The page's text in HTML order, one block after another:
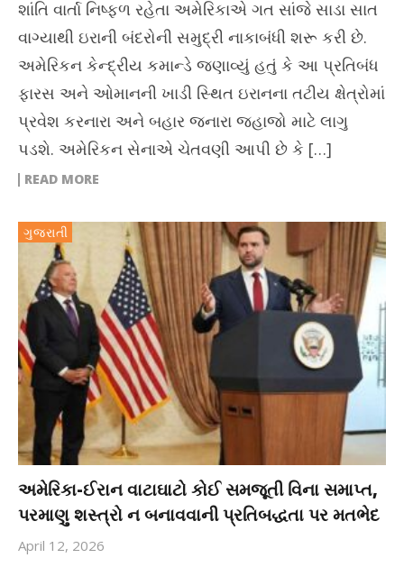
શાંતિ વાર્તા નિષ્ફળ રહેતા અમેરિકાએ ગત સાંજે સાડા સાત
વાગ્યાથી ઇરાની બંદરોની સમુદ્રી નાકાબંધી શરૂ કરી છે.
અમેરિકન કેન્દ્રીય કમાન્ડે જણાવ્યું હતું કે આ પ્રતિબંધ
ફારસ અને ઓમાનની ખાડી સ્થિત ઇરાનના તટીય ક્ષેત્રોમાં
પ્રવેશ કરનારા અને બહાર જનારા જહાજો માટે લાગુ
પડશે. અમેરિકન સેનાએ ચેતવણી આપી છે કે […]
READ MORE
ગુજરાતી
અમેરિકા-ઈરાન વાટાઘાટો કોઈ સમજૂતી વિના સમાપ્ત,
પરમાણુ શસ્ત્રો ન બનાવવાની પ્રતિબદ્ધતા પર મતભેદ
April 12, 2026